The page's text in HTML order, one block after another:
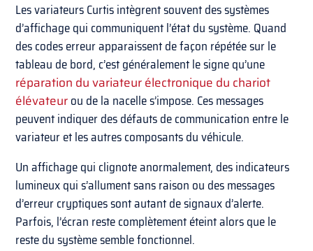
Les variateurs Curtis intègrent souvent des systèmes
d’affichage qui communiquent l’état du système. Quand
des codes erreur apparaissent de façon répétée sur le
tableau de bord, c’est généralement le signe qu’une
réparation du variateur électronique du chariot
élévateurou de la nacelle s’impose. Ces messages
peuvent indiquer des défauts de communication entre le
variateur et les autres composants du véhicule.
Un affichage qui clignote anormalement, des indicateurs
lumineux qui s’allument sans raison ou des messages
d’erreur cryptiques sont autant de signaux d’alerte.
Parfois, l’écran reste complètement éteint alors que le
reste du système semble fonctionnel.